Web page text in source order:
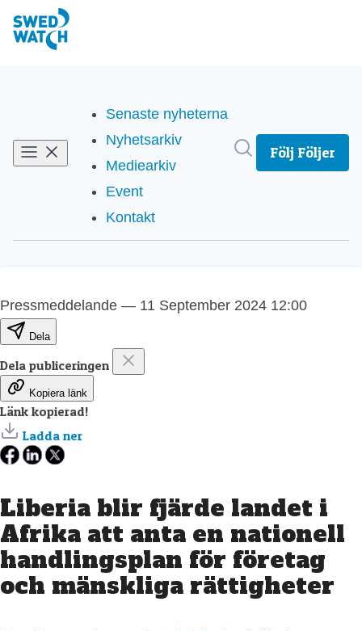
Senaste nyheterna
Nyhetsarkiv
Mediearkiv
Event
Kontakt
Sök i
Följ Följer
Pressmeddelande — 11 September 2024 12:00
Dela
Dela publiceringen
Kopiera länk
Länk kopierad!
Ladda ner
Liberia blir fjärde landet i
Afrika att anta en nationell
handlingsplan för företag
och mänskliga rättigheter